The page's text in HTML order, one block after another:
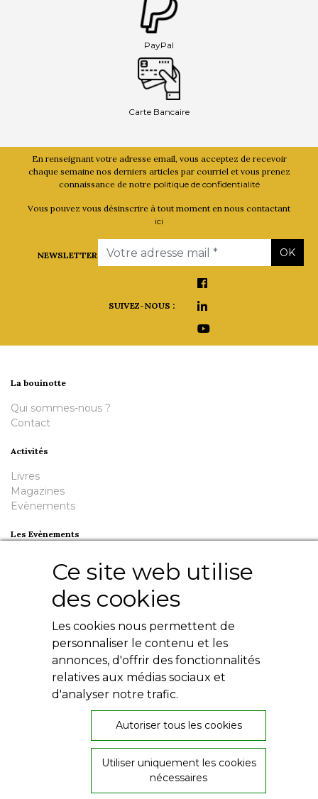
Ce site web utilise
des cookies
Les cookies nous permettent de
personnaliser le contenu et les
annonces, d'offrir des fonctionnalités
relatives aux médias sociaux et
d'analyser notre trafic.
Autoriser tous les cookies
Utiliser uniquement les cookies
nécessaires
PayPal
Carte Bancaire
En renseignant votre adresse email, vous acceptez de recevoir
chaque semaine nos derniers articles par courriel et vous prenez
connaissance de notre politique de confidentialité
Vous pouvez vous désinscrire à tout moment en nous contactant
ici
NEWSLETTER
Email OK
SUIVEZ-NOUS :
La bouinotte
Qui sommes-nous ?
Contact
Activités
Livres
Magazines
Evènements
Les Evènements
Nuit de la Bouinotte
Besoin d'aide ?
Livres numériques
Mentions légales
Conditions générales
Politique de confidentialité
36000 Châteauroux